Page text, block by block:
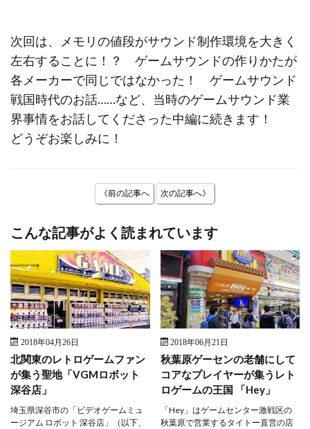
次回は、メモリの値段がサウンド制作環境を大きく
左右することに！？ ゲームサウンドの作りかたが
各メーカーで同じではなかった！ ゲームサウンド
戦国時代のお話……など、当時のゲームサウンド業
界事情をお話してくださった中編に続きます！
どうぞお楽しみに！
《前の記事へ 次の記事へ》
こんな記事がよく読まれています
2018年04月26日
北関東のレトロゲームファン
が集う聖地「VGMロボット
深谷店」
埼玉県深谷市の「ビデオゲームミュ
ージアム ロボット 深谷店」（以下、
2018年06月21日
秋葉原ゲーセンの老舗にして
コアなプレイヤーが集うレト
ロゲームの王国 「Hey」
「Hey」はゲームセンター激戦区の
秋葉原で営業するタイトー直営の店